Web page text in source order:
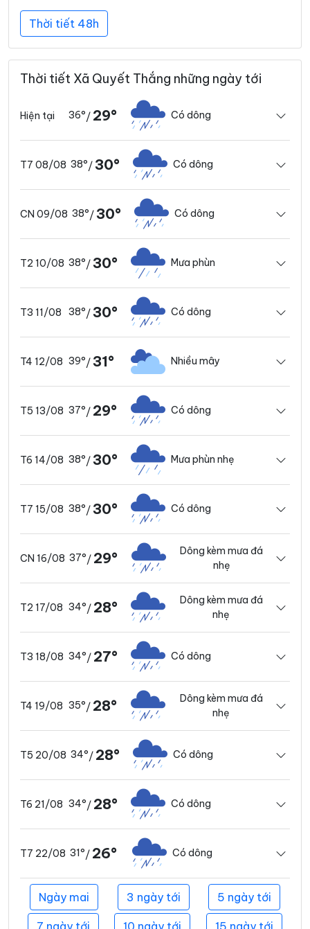
Thời tiết 48h
Thời tiết Xã Quyết Thắng những ngày tới
Hiện tại 36°/ 29° Có dông
T7 08/08 38°/30° Có dông
CN 09/08 38°/30° Có dông
T2 10/08 38°/30° Mưa phùn
T3 11/08 38°/30° Có dông
T4 12/08 39°/31° Nhiều mây
T5 13/08 37°/ 29° Có dông
T6 14/08 38°/30° Mưa phùn nhẹ
T7 15/08 38°/30° Có dông
CN 16/08 37°/ 29°
Dông kèm mưa đá
nhẹ
T2 17/08 34°/ 28°
Dông kèm mưa đá
nhẹ
T3 18/08 34°/ 27° Có dông
T4 19/08 35°/ 28°
Dông kèm mưa đá
nhẹ
T5 20/08 34°/ 28° Có dông
T6 21/08 34°/ 28° Có dông
T7 22/08 31°/ 26° Có dông
Ngày mai 3 ngày tới 5 ngày tới
7 ngày tới 10 ngày tới 15 ngày tới